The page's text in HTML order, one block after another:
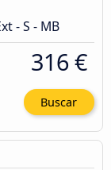
- S - MB
316 €
Buscar